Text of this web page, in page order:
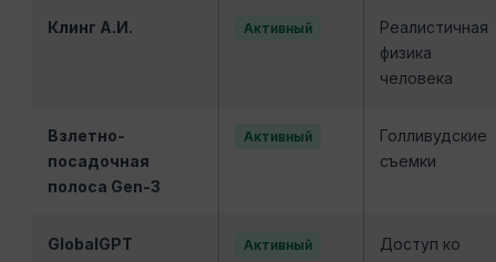
Клинг А.И. Активный
Реалистичная
физика
человека
Взлетно-
посадочная
полоса Gen-3
Активный
Голливудские
съемки
GlobalGPT Активный
Доступ ко